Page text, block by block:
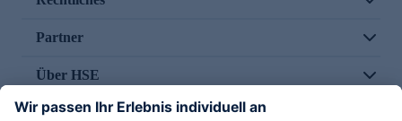
Partner
Über HSE
Im TV